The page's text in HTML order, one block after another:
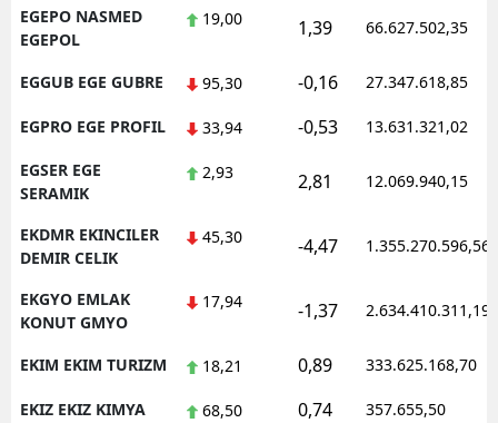
EGEPO NASMED
EGEPOL
19,00 1,39 66.627.502,35
EGGUB EGE GUBRE 95,30 -0,16 27.347.618,85
EGPRO EGE PROFIL 33,94 -0,53 13.631.321,02
EGSER EGE
SERAMIK
2,93 2,81 12.069.940,15
EKDMR EKINCILER
DEMIR CELIK
45,30 -4,47 1.355.270.596,56
EKGYO EMLAK
KONUT GMYO
17,94 -1,37 2.634.410.311,19
EKIM EKIM TURIZM 18,21 0,89 333.625.168,70
EKIZ EKIZ KIMYA 68,50 0,74 357.655,50